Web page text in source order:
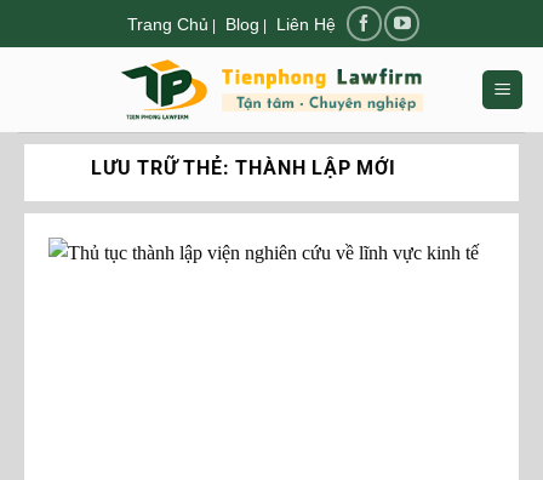
đến
Trang Chủ | Blog | Liên Hệ
LƯU TRỮ THẺ:THÀNH LẬP MỚI